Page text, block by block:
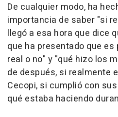
De cualquier modo, ha
importancia de saber "si
llegó a esa hora que dice
que ha presentado que es
real o no" y "qué hizo los
de después, si realmente
Cecopi, si cumplió con
qué estaba haciendo